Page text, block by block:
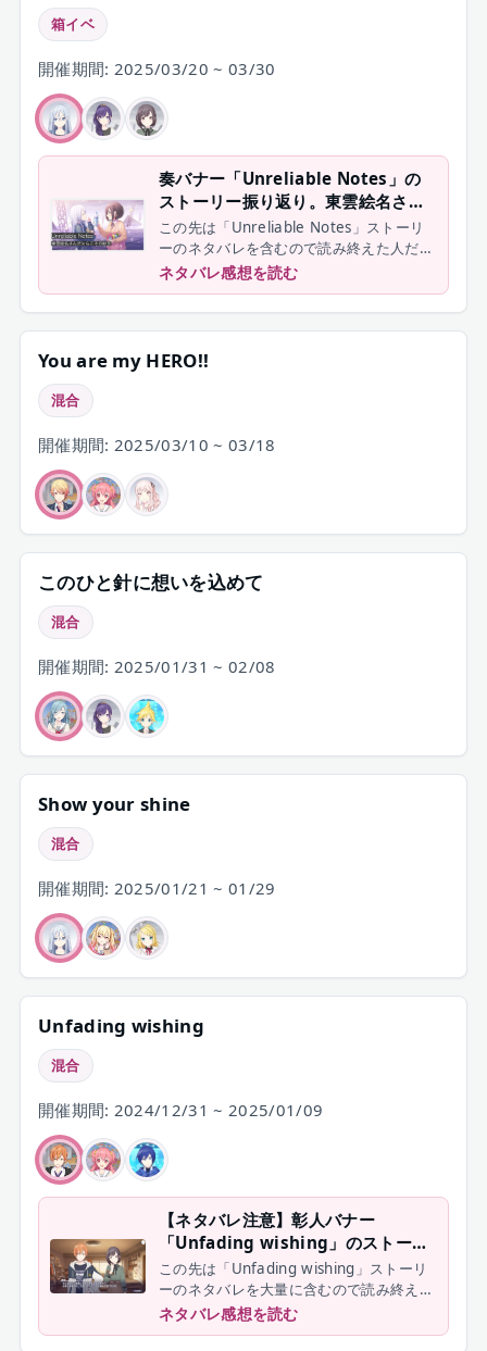
箱イベ
開催期間: 2025/03/20 ~ 03/30
奏バナー「Unreliable Notes」の
ストーリー振り返り。東雲絵名さん
だからこその助言
この先は「Unreliable Notes」ストーリ
ーのネタバレを含むので読み終えた人だけ
進んで下さい
ネタバレ感想を読む
You are my HERO!!
混合
開催期間: 2025/03/10 ~ 03/18
このひと針に想いを込めて
混合
開催期間: 2025/01/31 ~ 02/08
Show your shine
混合
開催期間: 2025/01/21 ~ 01/29
Unfading wishing
混合
開催期間: 2024/12/31 ~ 2025/01/09
【ネタバレ注意】彰人バナー
「Unfading wishing」のストーリ
ー振り返り。過去から今へと繋がる
濃厚な"もののめ"
この先は「Unfading wishing」ストーリ
ーのネタバレを大量に含むので読み終えた
人だけ進んで下さい
ネタバレ感想を読む